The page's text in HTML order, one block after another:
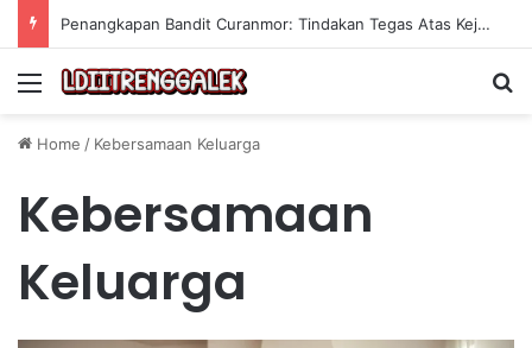
Penangkapan Bandit Curanmor: Tindakan Tegas Atas Kejahatan Sepeda Motor
Menu
Home / Kebersamaan Keluarga
Kebersamaan
Keluarga